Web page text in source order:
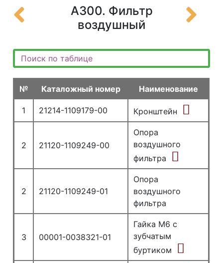
A300. Фильтр
воздушный
№ Каталожный номер Наименование
1 21214-1109179-00 Кронштейн
2 21120-1109249-00
Опора
воздушного
фильтра
2 21120-1109249-01
Опора
воздушного
фильтра
3 00001-0038321-01
Гайка М6 с
зубчатым
буртиком